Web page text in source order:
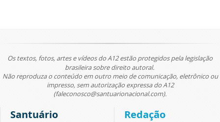
Os textos, fotos, artes e vídeos do A12 estão protegidos pela legislação
brasileira sobre direito autoral.
Não reproduza o conteúdo em outro meio de comunicação, eletrônico ou
impresso, sem autorização expressa do A12
(faleconosco@santuarionacional.com).
Santuário Redação